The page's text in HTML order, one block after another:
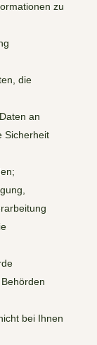
zu
die
an
Sicherheit
bei Ihnen